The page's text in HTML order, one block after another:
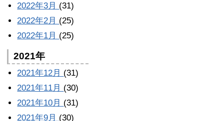
2022年3月 (31)
2022年2月 (25)
2022年1月 (25)
2021年
2021年12月 (31)
2021年11月 (30)
2021年10月 (31)
2021年9月 (30)